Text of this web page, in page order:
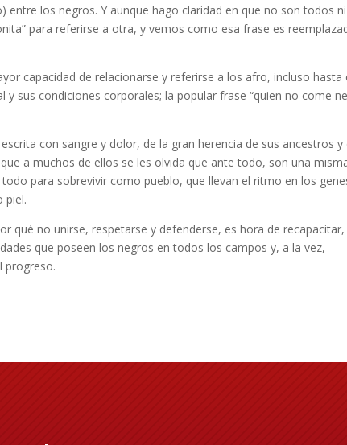
entre los negros. Y aunque hago claridad en que no son todos ni
para referirse a otra, y vemos como esa frase es
capacidad de relacionarse y referirse a los afro, incluso hasta
sus condiciones corporales; la popular frase “quien no come
con sangre y dolor, de la gran herencia de sus ancestros y
a muchos de ellos se les olvida que ante todo, son una
para sobrevivir como pueblo, que llevan el ritmo en los
piel.
qué no unirse, respetarse y defenderse, es hora de recapacitar,
que poseen los negros en todos los campos y, a la vez,
progreso.